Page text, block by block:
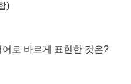
)
로 바르게 표현한 것은?